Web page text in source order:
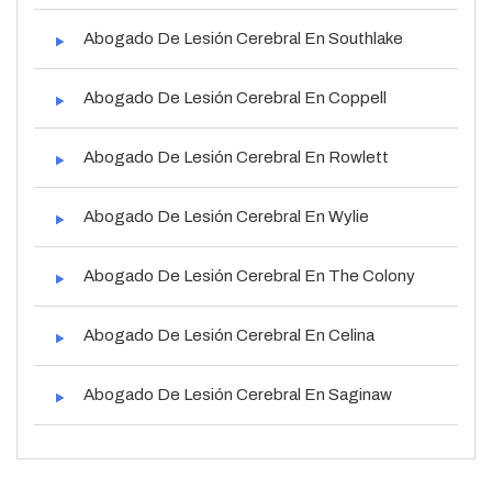
Abogado De Lesión Cerebral En Southlake
Abogado De Lesión Cerebral En Coppell
Abogado De Lesión Cerebral En Rowlett
Abogado De Lesión Cerebral En Wylie
Abogado De Lesión Cerebral En The Colony
Abogado De Lesión Cerebral En Celina
Abogado De Lesión Cerebral En Saginaw